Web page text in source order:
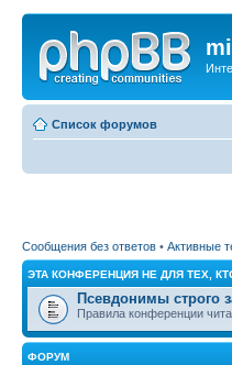
Список форумов
Сообщения без ответов • Активные
ЭТА КОНФЕРЕНЦИЯ НЕ ДЛЯ ТЕХ,
Псевдонимы строго
Правила конференции
ФОРУМ